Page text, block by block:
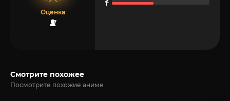
Оценка
7
Смотрите похожее
Посмотрите похожие аниме